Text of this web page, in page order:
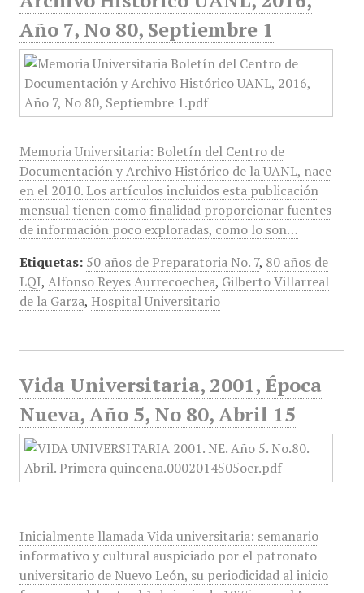
Año 7, No 80, Septiembre 1
Memoria Universitaria: Boletín del Centro de
Documentación y Archivo Histórico de la UANL, nace
en el 2010. Los artículos incluidos esta publicación
mensual tienen como finalidad proporcionar fuentes
de información poco exploradas, como lo son…
Etiquetas: 50 años de Preparatoria No. 7, 80 años de
LQI, Alfonso Reyes Aurrecoechea, Gilberto Villarreal
de la Garza, Hospital Universitario
Vida Universitaria, 2001, Época
Nueva, Año 5, No 80, Abril 15
Inicialmente llamada Vida universitaria: semanario
informativo y cultural auspiciado por el patronato
universitario de Nuevo León, su periodicidad al inicio